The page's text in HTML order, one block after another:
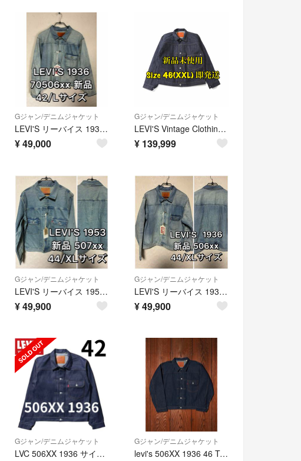
Gジャン/デニムジャケット
LEVI'S リーバイス 1936 506xx 42/Ｌ 24年 日本製Gジャン
¥49,000
Gジャン/デニムジャケット
LEVI'S Vintage Clothing S506XX Jacket
¥ 139,999
Gジャン/デニムジャケット
LEVI'S リーバイス 1953 507xx 44/XL 2024年 日本製
¥49,900
Gジャン/デニムジャケット
LEVI'S リーバイス 1936 506xx 44/XL 2024年 日本製
¥49,900
Gジャン/デニムジャケット
LVC 506XX 1936 サイズ42 リジット 新品 Gジャン デニム
Gジャン/デニムジャケット
levi's 506XX 1936 46 T-BACK リーバイス 新品未使用